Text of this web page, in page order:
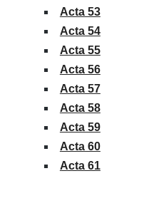
Acta 53
Acta 54
Acta 55
Acta 56
Acta 57
Acta 58
Acta 59
Acta 60
Acta 61